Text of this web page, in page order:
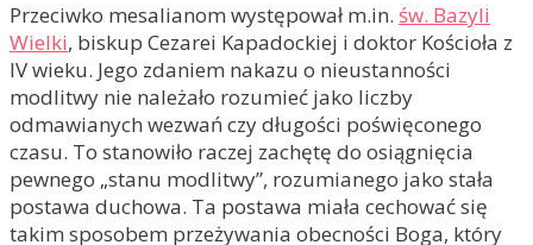
Przeciwko mesalianom występował m.in. św. Bazyli
Wielki, biskup Cezarei Kapadockiej i doktor Kościoła z
IV wieku. Jego zdaniem nakazu o nieustanności
modlitwy nie należało rozumieć jako liczby
odmawianych wezwań czy długości poświęconego
czasu. To stanowiło raczej zachętę do osiągnięcia
pewnego „stanu modlitwy”, rozumianego jako stała
postawa duchowa. Ta postawa miała cechować się
takim sposobem przeżywania obecności Boga, który